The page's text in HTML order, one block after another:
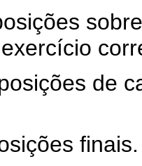
sobre
de
finais.